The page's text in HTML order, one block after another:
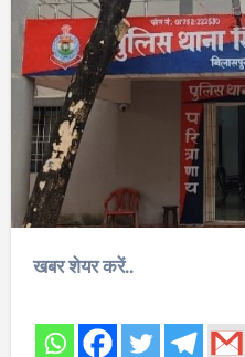
खबर शेयर करें..